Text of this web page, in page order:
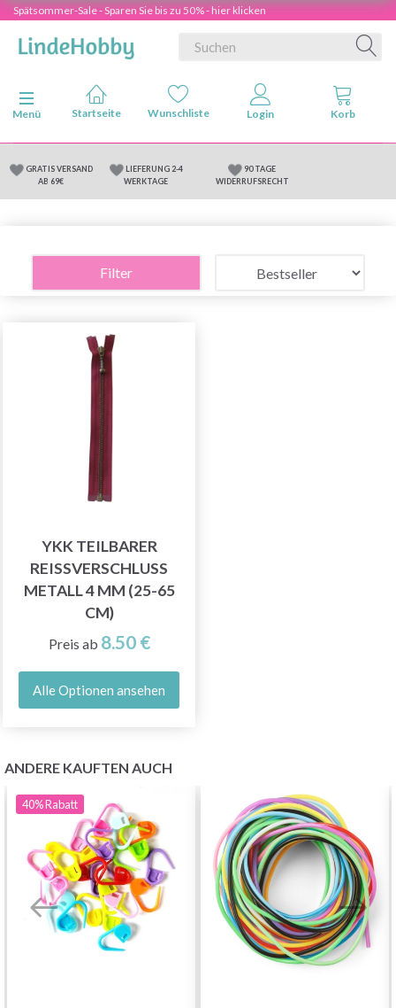
Spätsommer-Sale - Sparen Sie bis zu 50% - hier klicken
Anzeige ändern
Menü
GRATIS VERSAND
AB 69€
LIEFERUNG 2-4
WERKTAGE
90 TAGE
WIDERRUFSRECHT
Filter
YKK TEILBARER
REISSVERSCHLUSS M
ETALL 4 MM (25-65 C
M)
Preis ab 8.50 €
Alle Optionen ansehen
ANDERE KAUFTEN AUCH
40%Rabatt